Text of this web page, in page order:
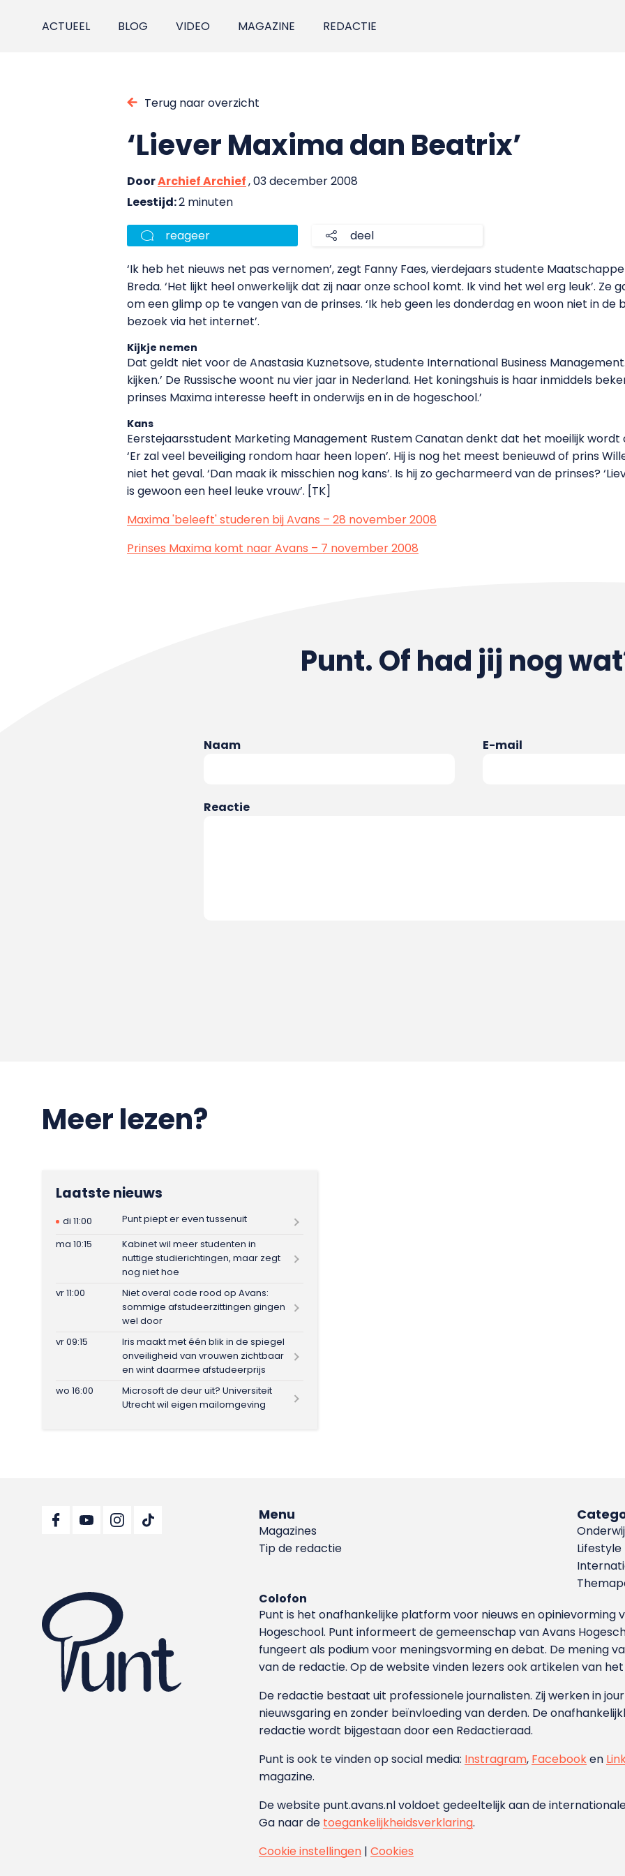
ACTUEEL BLOG VIDEO MAGAZINE REDACTIE
Terug naar overzicht
‘Liever Maxima dan Beatrix’
DoorArchief Archief, 03 december 2008
Leestijd:2 minuten
reageer deel
‘Ik heb het nieuws net pas vernomen’, zegt Fanny Faes, vierdejaars studente
Breda. ‘Het lijkt heel onwerkelijk dat zij naar onze school komt. Ik vind het wel erg leuk’.
om een glimp op te vangen van de prinses. ‘Ik heb geen les donderdag en woon niet in de
bezoek via het internet’.
Kijkje nemen
Dat geldt niet voor de Anastasia Kuznetsove, studente International Business
kijken.’ De Russische woont nu vier jaar in Nederland. Het koningshuis is haar inmiddels
prinses Maxima interesse heeft in onderwijs en in de hogeschool.’
Kans
Eerstejaarsstudent Marketing Management Rustem Canatan denkt dat het moeilijk wordt
‘Er zal veel beveiliging rondom haar heen lopen’. Hij is nog het meest benieuwd of prins
niet het geval. ‘Dan maak ik misschien nog kans’. Is hij zo gecharmeerd van de prinses?
is gewoon een heel leuke vrouw’. [TK]
Maxima 'beleeft' studeren bij Avans – 28 november 2008
Prinses Maxima komt naar Avans – 7 november 2008
Punt. Of had jij nog
Naam E-mail
Reactie
Meer lezen?
Laatste nieuws
di 11:00
Punt piept er even tussenuit
ma 10:15
Kabinet wil meer studenten in
nuttige studierichtingen, maar zegt
nog niet hoe
vr 11:00
Niet overal code rood op Avans:
sommige afstudeerzittingen gingen
wel door
vr 09:15
Iris maakt met één blik in de spiegel
onveiligheid van vrouwen zichtbaar
en wint daarmee afstudeerprijs
wo 16:00
Microsoft de deur uit? Universiteit
Utrecht wil eigen mailomgeving
Menu
Magazines
Tip de redactie
Lifestyle
Colofon
Punt is het onafhankelijke platform voor nieuws en
Hoge­school. Punt informeert de gemeenschap van Avans
fungeert als podium voor meningsvorming en debat. De mening
van de redactie. Op de website vinden lezers ook artikelen van
De redactie bestaat uit professionele journalisten. Zij werken in
nieuwsgaring en zonder beïnvloeding van derden. De
redactie wordt bijgestaan door een Redactieraad.
Punt is ook te vinden op social media: Instragram, Facebooken
magazine.
De website punt.avans.nl voldoet gedeeltelijk aan de
Ga naar de toegankelijkheidsverklaring.
Cookie instellingen |Cookies